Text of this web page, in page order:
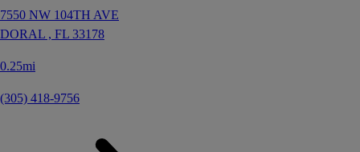
7550 NW 104TH AVE
DORAL , FL 33178
0.25mi
(305) 418-9756